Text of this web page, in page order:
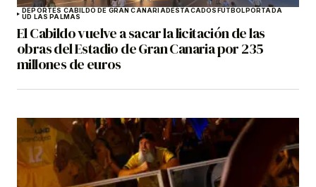
DEPORTES CABILDO DE GRAN CANARIADESTACADOSFÚTBOLPORTADA
UD LAS PALMAS
El Cabildo vuelve a sacar la licitación de las
obras del Estadio de Gran Canaria por 235
millones de euros